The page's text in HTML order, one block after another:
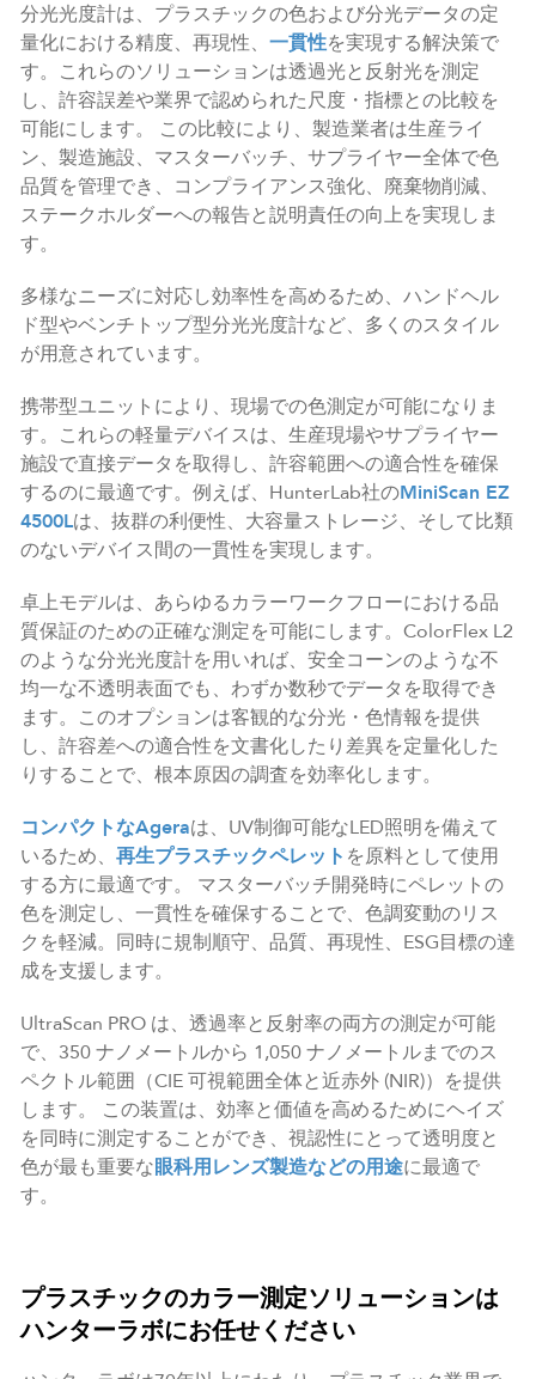
分光光度計は、プラスチックの色および分光データの定
量化における精度、再現性、 一貫性を実現する解決策で
す。これらのソリューションは透過光と反射光を測定
し、許容誤差や業界で認められた尺度・指標との比較を
可能にします。 この比較により、製造業者は生産ライ
ン、製造施設、マスターバッチ、サプライヤー全体で色
品質を管理でき、コンプライアンス強化、廃棄物削減、
ステークホルダーへの報告と説明責任の向上を実現しま
す。
多様なニーズに対応し効率性を高めるため、ハンドヘル
ド型やベンチトップ型分光光度計など、多くのスタイル
が用意されています。
携帯型ユニットにより、現場での色測定が可能になりま
す。これらの軽量デバイスは、生産現場やサプライヤー
施設で直接データを取得し、許容範囲への適合性を確保
するのに最適です。例えば、HunterLab社のMiniScan EZ
4500Lは、抜群の利便性、大容量ストレージ、そして比類
のないデバイス間の一貫性を実現します。
卓上モデルは、あらゆるカラーワークフローにおける品
質保証のための正確な測定を可能にします。ColorFlex L2
のような分光光度計を用いれば、安全コーンのような不
均一な不透明表面でも、わずか数秒でデータを取得でき
ます。このオプションは客観的な分光・色情報を提供
し、許容差への適合性を文書化したり差異を定量化した
りすることで、根本原因の調査を効率化します。
コンパクトなAgeraは、UV制御可能なLED照明を備えて
いるため、 再生プラスチックペレット を原料として使用
する方に最適です。 マスターバッチ開発時にペレットの
色を測定し、一貫性を確保することで、色調変動のリス
クを軽減。同時に規制順守、品質、再現性、ESG目標の達
成を支援します。
UltraScan PRO は、透過率と反射率の両方の測定が可能
で、350 ナノメートルから 1,050 ナノメートルまでのス
ペクトル範囲（CIE 可視範囲全体と近赤外 (NIR)）を提供
します。 この装置は、効率と価値を高めるためにヘイズ
を同時に測定することができ、視認性にとって透明度と
色が最も重要な眼科用レンズ製造などの用途に最適で
す。
プラスチックのカラー測定ソリューションは
ハンターラボにお任せください